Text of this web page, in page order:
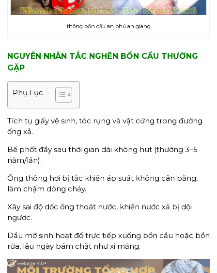
thông bồn cầu an phú an giang
NGUYÊN NHÂN TẮC NGHẼN BỒN CẦU THƯỜNG
GẶP
Phụ Lục
Tích tụ giấy vệ sinh, tóc rụng và vật cứng trong đường
ống xả.
Bể phốt đầy sau thời gian dài không hút (thường 3–5
năm/lần).
Ống thông hơi bị tắc khiến áp suất không cân bằng,
làm chậm dòng chảy.
Xây sai độ dốc ống thoát nước, khiến nước xả bị dội
ngược.
Dầu mỡ sinh hoạt đổ trực tiếp xuống bồn cầu hoặc bồn
rửa, lâu ngày bám chặt như xi măng.